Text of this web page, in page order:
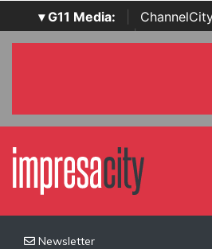
▾ G11 Media:
SecurityOpenLab | Italian
Newsletter